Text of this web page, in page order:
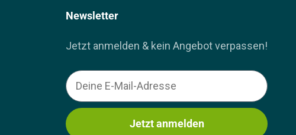
Newsletter
Jetzt anmelden & kein Angebot verpassen!
Email
Jetzt anmelden